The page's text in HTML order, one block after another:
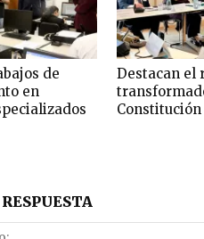
de
en
Destacan el